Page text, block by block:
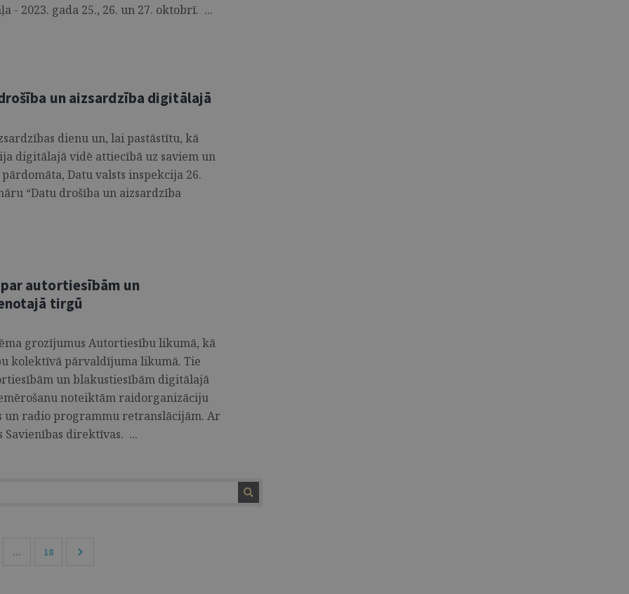
- 2023. gada 25., 26. un 27. oktobrī. ...
un aizsardzība digitālajā
dienu un, lai pastāstītu, kā
digitālajā vidē attiecībā uz saviem un
Datu valsts inspekcija 26.
“Datu drošība un aizsardzība
autortiesībām un
tirgū
grozījumus Autortiesību likumā, kā
kolektīvā pārvaldījuma likumā. Tie
un blakustiesībām digitālajā
noteiktām raidorganizāciju
un radio programmu retranslācijām. Ar
direktīvas. ...
... 18